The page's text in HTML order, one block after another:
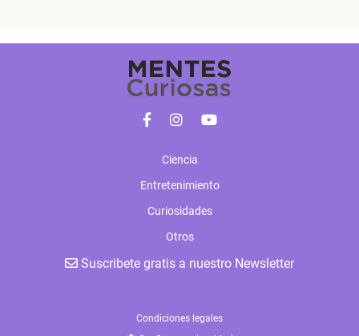
Ciencia
Entretenimiento
Curiosidades
Otros
Suscribete gratis a nuestro Newsletter
Condiciones legales